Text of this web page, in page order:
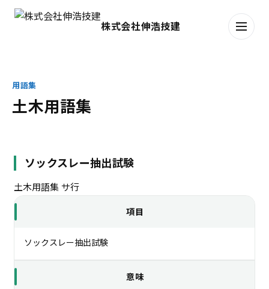
株式会社伸浩技建
用語集
土木用語集
ソックスレー抽出試験
土木用語集 サ行
項目
ソックスレー抽出試験
意味